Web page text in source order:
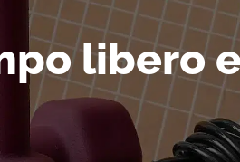
libero